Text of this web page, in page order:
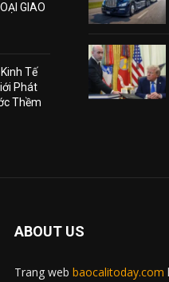
GIAO
Tế
Phát
Thềm
ABOUT US
Trang web baocalitoday.com